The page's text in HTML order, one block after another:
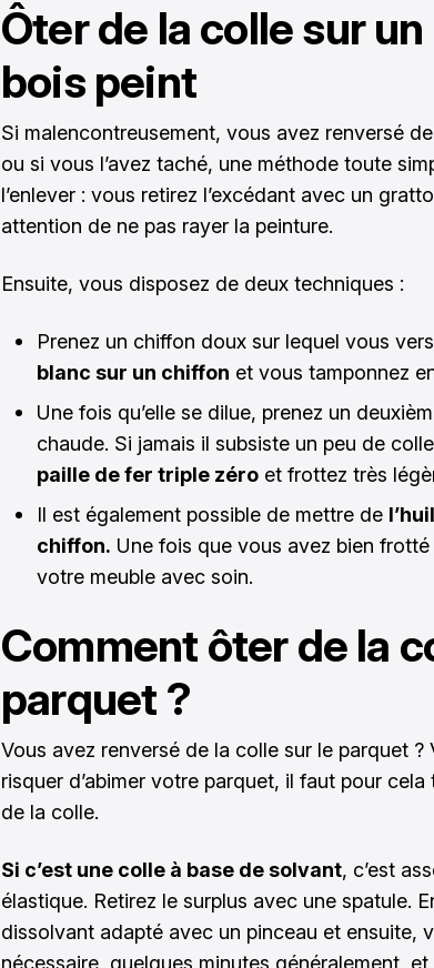
Ôter de la colle sur
bois peint
Si malencontreusement, vous avez renversé
ou si vous l’avez taché, une méthode toute
l’enlever : vous retirez l’excédant avec un
attention de ne pas rayer la peinture.
Ensuite, vous disposez de deux techniques :
Prenez un chiffon doux sur lequel vous
blanc sur un chiffon et vous tamponnez
Une fois qu’elle se dilue, prenez un
chaude. Si jamais il subsiste un peu de
paille de fer triple zéro et frottez très
Il est également possible de mettre de
chiffon. Une fois que vous avez bien
votre meuble avec soin.
Comment ôter de la
parquet ?
Vous avez renversé de la colle sur le parquet ?
risquer d’abimer votre parquet, il faut pour
de la colle.
Si c’est une colle à base de solvant, c’est
élastique. Retirez le surplus avec une spatule.
dissolvant adapté avec un pinceau et ensuite,
nécessaire, quelques minutes généralement, et